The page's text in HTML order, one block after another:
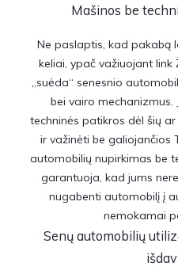
Mašinos be
Ne paslaptis, kad pakabą
keliai, ypač važiuojant link
„suėda“ senesnio
bei vairo mechanizmus.
techninės patikros dėl šių
ir važinėti be galiojančios
automobilių nupirkimas be
garantuoja, kad jums
nugabenti automobilį į
nemokamai
Senų automobilių